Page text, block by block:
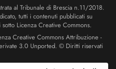
al Tribunale di Brescia n.11/2018.
tutti i contenuti pubblicati su
Licenza Creative Commons.
Creative Commons Attribuzione -
3.0 Unported. © Diritti riservati